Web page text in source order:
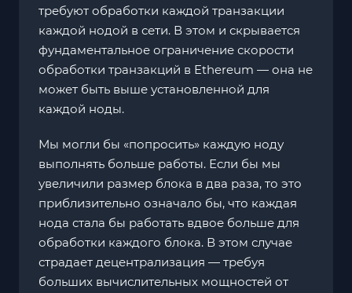
требуют обработки каждой транзакции
каждой нодой в сети. В этом и скрывается
фундаментальное ограничение скорости
обработки транзакций в Ethereum — она не
может быть выше установленной для
каждой ноды.
Мы могли бы «попросить» каждую ноду
выполнять больше работы. Если бы мы
увеличили размер блока в два раза, то это
приблизительно означало бы, что каждая
нода стала бы работать вдвое больше для
обработки каждого блока. В этом случае
страдает децентрализация — требуя
больших вычислительных мощностей от